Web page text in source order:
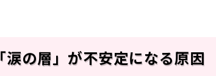
「涙の層」が不安定になる原因